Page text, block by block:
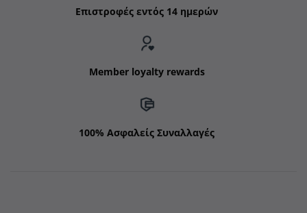
Επιστροφές εντός 14 ημερών
Member loyalty rewards
100% Ασφαλείς Συναλλαγές